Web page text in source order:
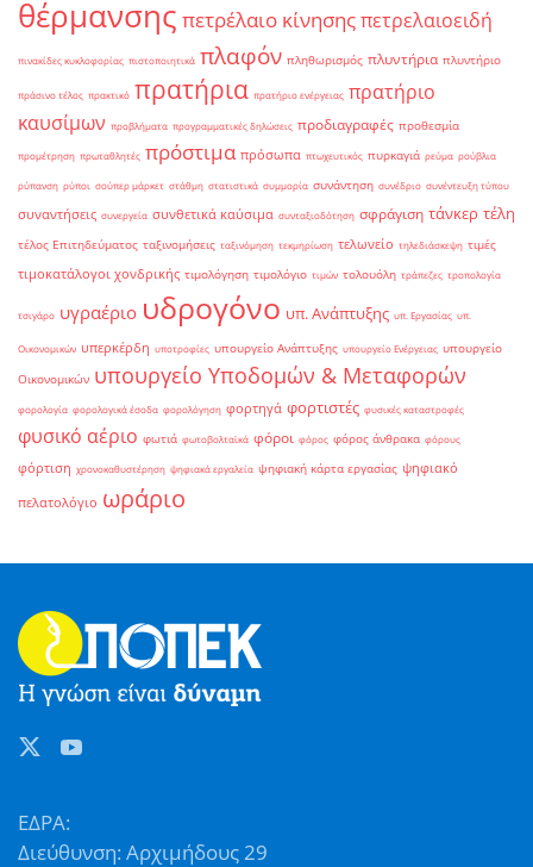
θέρμανσης πετρέλαιο κίνησηςπετρελαιοειδή
πινακίδες κυκλοφορίας πιστοποιητικά πλαφόν πληθωρισμός πλυντήρια πλυντήριο
πράσινο τέλος πρακτικό πρατήρια πρατήριο ενέργειας πρατήριο
καυσίμων προβλήματα προγραμματικές δηλώσεις προδιαγραφές προθεσμία
προμέτρηση πρωταθλητές πρόστιμα πρόσωπα πτωχευτικός πυρκαγιά ρεύμα ρούβλια
ρύπανση ρύποι σούπερ μάρκετ στάθμη στατιστικά συμμορία συνάντηση συνέδριο συνέντευξη τύπου
συναντήσεις συνεργεία συνθετικά καύσιμα συνταξιοδότηση σφράγιση τάνκερ τέλη
τέλος Επιτηδεύματος ταξινομήσεις ταξινόμηση τεκμηρίωση τελωνείο τηλεδιάσκεψη τιμές
τιμοκατάλογοι χονδρικής τιμολόγηση τιμολόγιο τιμών τολουόλη τράπεζες τροπολογία
τσιγάρο υγραέριο υδρογόνο υπ. Ανάπτυξης υπ. Εργασίας υπ.
Οικονομικών υπερκέρδη υποτροφίες υπουργείο Ανάπτυξης υπουργείο Ενέργειας υπουργείο
Οικονομικών υπουργείο Υποδομών & Μεταφορών
φορολογία φορολογικά έσοδα φορολόγηση φορτηγά φορτιστές φυσικές καταστροφές
φυσικό αέριο φωτιά φωτοβολταϊκά φόροι φόρος φόρος άνθρακα φόρους
φόρτιση χρονοκαθυστέρηση ψηφιακά εργαλεία ψηφιακή κάρτα εργασίας ψηφιακό
πελατολόγιο ωράριο
ΕΔΡΑ:
Διεύθυνση: Αρχιμήδους 29